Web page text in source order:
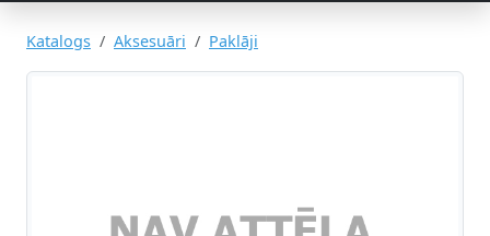
Katalogs Aksesuāri Paklāji